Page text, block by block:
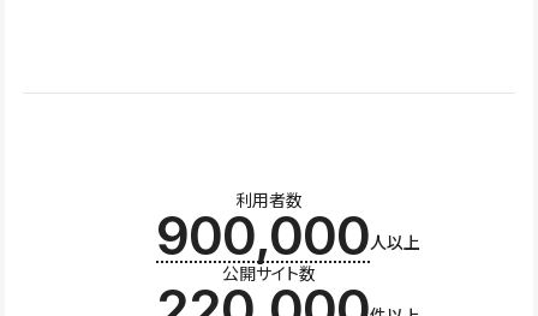
利用者数
900,000人以上
公開サイト数